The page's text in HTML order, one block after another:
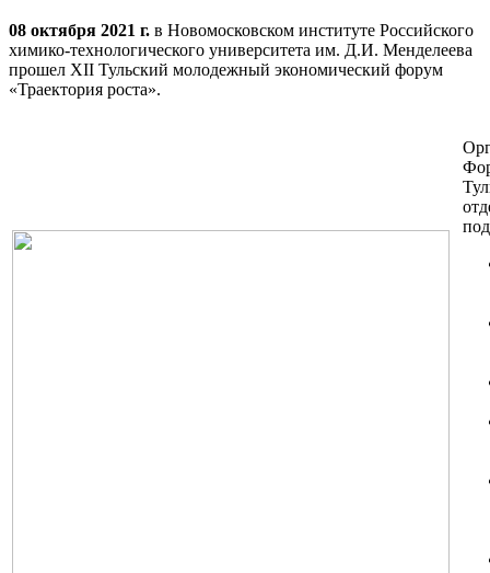
08 октября 2021 г. в Новомосковском институте Российского
химико-технологического университета им. Д.И. Менделеева
прошел XII Тульский молодежный экономический форум
«Траектория роста».